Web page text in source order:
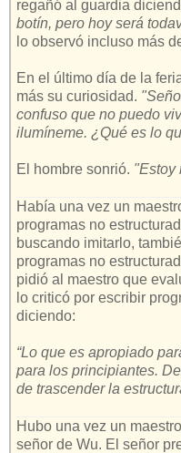
regañó al guardia
botín, pero hoy será
lo observó incluso más
En el último día de la
más su curiosidad.
confuso que no puedo
ilumíneme. ¿Qué es lo
El hombre sonrió. "Estoy
Había una vez un
programas no
buscando imitarlo,
programas no
pidió al maestro que
lo criticó por escribir
diciendo:
“Lo que es apropiado
para los principiantes.
de trascender la
Hubo una vez un
señor de Wu. El señor